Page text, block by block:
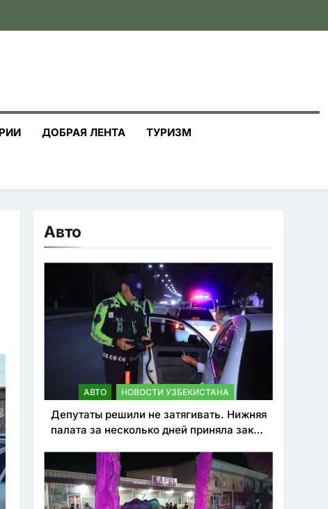
ДОБРАЯ ЛЕНТА ТУРИЗМ
Авто
АВТО НОВОСТИ УЗБЕКИСТАНА
Депутаты решили не затягивать. Нижняя
палата за несколько дней приняла закон
нарушителей ПДД